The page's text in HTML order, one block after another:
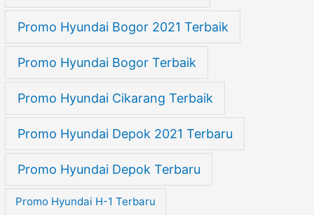
Promo Hyundai Bogor 2021 Terbaik
Promo Hyundai Bogor Terbaik
Promo Hyundai Cikarang Terbaik
Promo Hyundai Depok 2021 Terbaru
Promo Hyundai Depok Terbaru
Promo Hyundai H-1 Terbaru